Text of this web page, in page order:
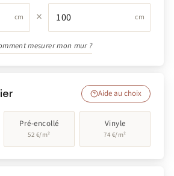
cm × cm
mesurer mon mur ?
Aide au choix
Pré-encollé
52 €/m²
Vinyle
74 €/m²